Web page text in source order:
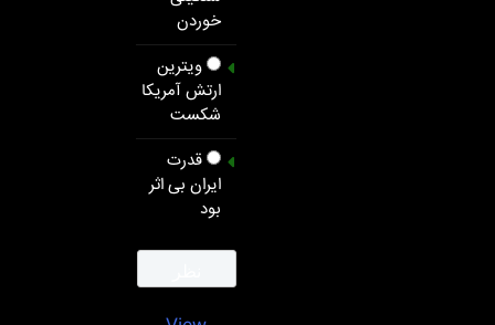
خوردن
ویترین
ارتش آمریکا
شکست
قدرت
ایران بی اثر
بود